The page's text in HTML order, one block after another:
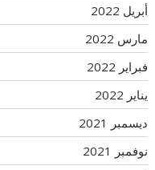
أبريل 2022
مارس 2022
فبراير 2022
يناير 2022
ديسمبر 2021
نوفمبر 2021